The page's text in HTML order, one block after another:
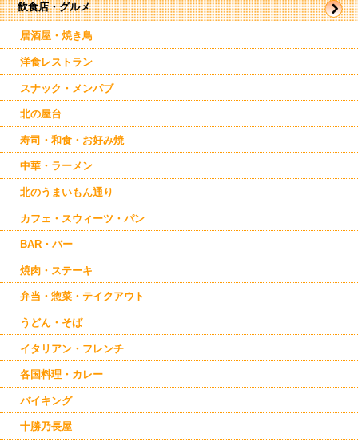
飲食店・グルメ
居酒屋・焼き鳥
洋食レストラン
スナック・メンパブ
北の屋台
寿司・和食・お好み焼
中華・ラーメン
北のうまいもん通り
カフェ・スウィーツ・パン
BAR・バー
焼肉・ステーキ
弁当・惣菜・テイクアウト
うどん・そば
イタリアン・フレンチ
各国料理・カレー
バイキング
十勝乃長屋
帯広市
駅近郊
駅周辺
東帯広
西帯広
南帯広
音更
幕別
芽室
池田
清水
鹿追
士幌
上士幌
新得
本別
足寄
中札内
大樹